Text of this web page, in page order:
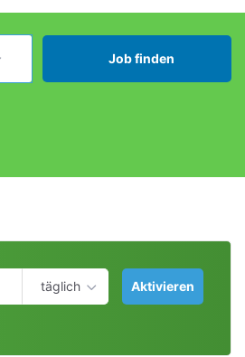
aktuellen Ort verwenden
Job finden
täglich Aktivieren